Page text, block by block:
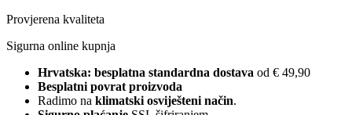
Provjerena kvaliteta
Sigurna online kupnja
Hrvatska: besplatna standardna dostava od € 49,90
Besplatni povrat proizvoda
Radimo na klimatski osviješteni način.